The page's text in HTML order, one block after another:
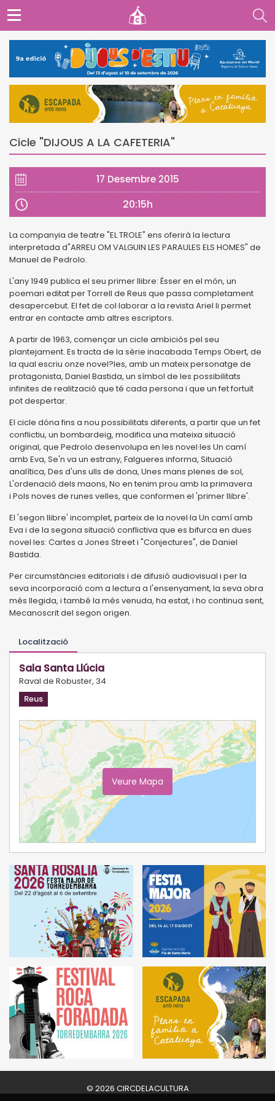
Cicle "DIJOUS A LA CAFETERIA"
17 Desembre 2015
20:15h
La companyia de teatre "EL TROLE" ens oferirà la lectura
interpretada d"ARREU OM VALGUIN LES PARAULES ELS HOMES" de
Manuel de Pedrolo.
L'any 1949 publica el seu primer llibre: Ésser en el món, un
poemari editat per Torrell de Reus que passa completament
desapercebut. El fet de col·laborar a la revista Ariel li permet
entrar en contacte amb altres escriptors.
A partir de 1963, començar un cicle ambiciós pel seu
plantejament. Es tracta de la sèrie inacabada Temps Obert, de
la qual escriu onze novel?les, amb un mateix personatge de
protagonista, Daniel Bastida, un símbol de les possibilitats
infinites de realització que té cada persona i que un fet fortuït
pot despertar.
El cicle dóna fins a nou possibilitats diferents, a partir que un fet
conflictiu, un bombardeig, modifica una mateixa situació
original, que Pedrolo desenvolupa en les novel·les Un camí
amb Eva, Se'n va un estrany, Falgueres informa, Situació
analítica, Des d'uns ulls de dona, Unes mans plenes de sol,
L'ordenació dels maons, No en tenim prou amb la primavera
i Pols noves de runes velles, que conformen el 'primer llibre'.
El 'segon llibre' incomplet, parteix de la novel·la Un camí amb
Eva i de la segona situació conflictiva que es bifurca en dues
novel·les: Cartes a Jones Street i "Conjectures", de Daniel
Bastida.
Per circumstàncies editorials i de difusió audiovisual i per la
seva incorporació com a lectura a l'ensenyament, la seva obra
més llegida, i també la més venuda, ha estat, i ho continua sent,
Mecanoscrit del segon origen.
Localització
Sala Santa Llúcia
Raval de Robuster, 34
Reus
Veure Mapa
© 2026 CIRCDELACULTURA